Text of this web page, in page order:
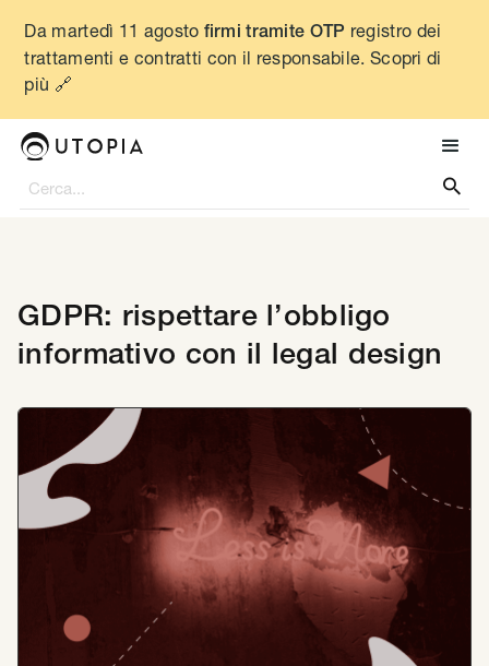
Da martedì 11 agosto firmi tramite OTP registro dei
trattamenti e contratti con il responsabile. Scopri di
più 🔗

GDPR: rispettare l’obbligo
informativo con il legal design